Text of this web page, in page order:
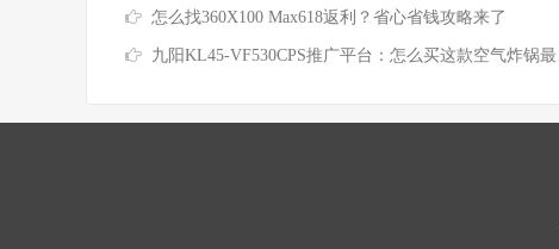
怎么找360X100 Max618返利？省心省钱攻略来了
九阳KL45-VF530CPS推广平台：怎么买这款空气炸锅最省钱？